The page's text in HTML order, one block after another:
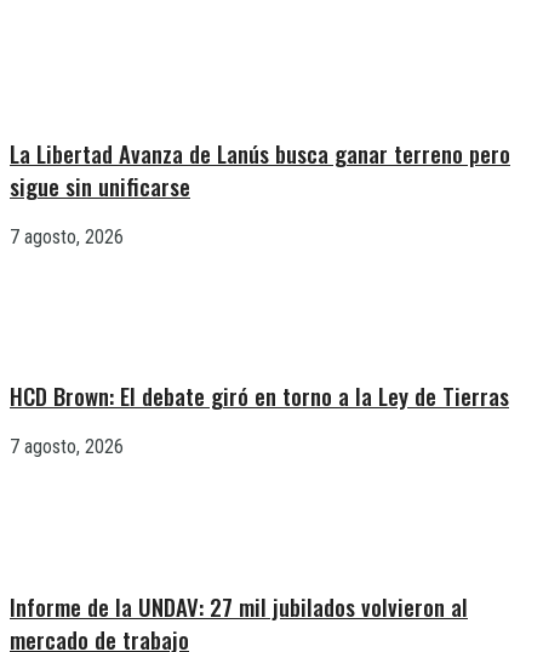
La Libertad Avanza de Lanús busca ganar terreno pero
sigue sin unificarse
7 agosto, 2026
HCD Brown: El debate giró en torno a la Ley de Tierras
7 agosto, 2026
Informe de la UNDAV: 27 mil jubilados volvieron al
mercado de trabajo